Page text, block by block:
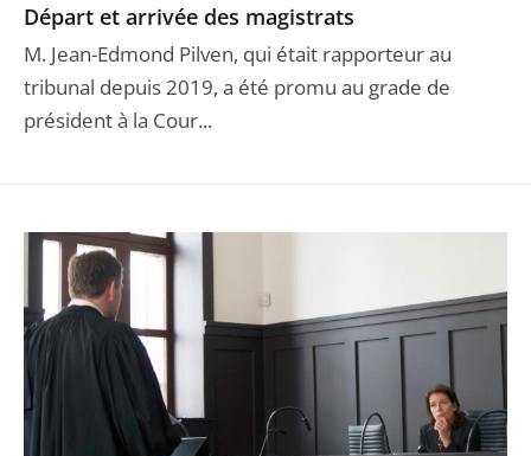
Départ et arrivée des magistrats
M. Jean-Edmond Pilven, qui était rapporteur au
tribunal depuis 2019, a été promu au grade de
président à la Cour...